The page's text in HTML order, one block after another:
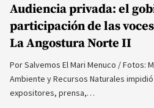
Audiencia privada: el
participación de las
La Angostura Norte II
Por Salvemos El Mari Menuco / Fotos:
Ambiente y Recursos Naturales
expositores, prensa,…